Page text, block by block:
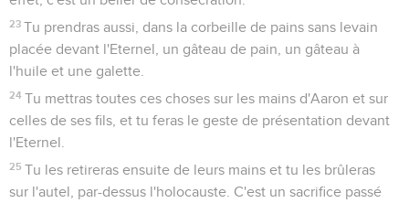
23 Tu prendras aussi, dans la corbeille de pains sans levain
placée devant l'Eternel, un gâteau de pain, un gâteau à
l'huile et une galette.
24 Tu mettras toutes ces choses sur les mains d'Aaron et sur
celles de ses fils, et tu feras le geste de présentation devant
l'Eternel.
25 Tu les retireras ensuite de leurs mains et tu les brûleras
sur l'autel, par-dessus l'holocauste. C'est un sacrifice passé